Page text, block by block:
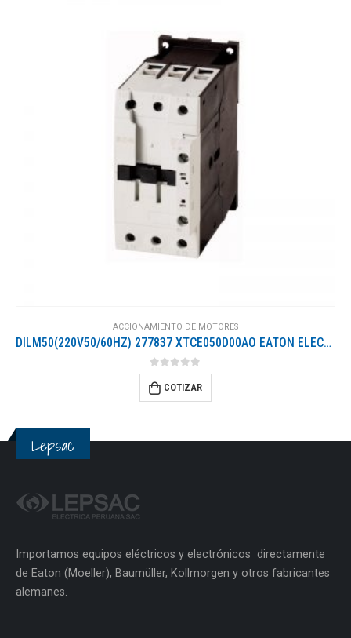
ACCIONAMIENTO DE MOTORES
DILM50(220V50/60HZ) 277837 XTCE050D00AO EATON ELECTRIC Contactor de potencia Conexión a tornillo 3 polos 50 ..
0out of 5
COTIZAR
Lepsac
Importamos equipos eléctricos y electrónicos directamente
de Eaton (Moeller), Baumüller, Kollmorgen y otros fabricantes
alemanes.